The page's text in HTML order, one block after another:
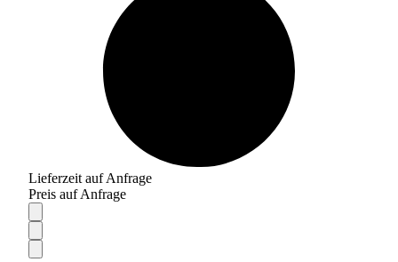
Lieferzeit auf Anfrage
Preis auf Anfrage